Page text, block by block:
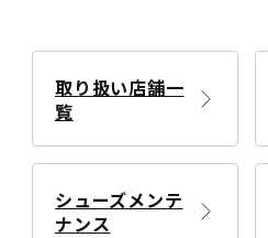
取り扱い店舗一
覧
シューズメンテ
ナンス